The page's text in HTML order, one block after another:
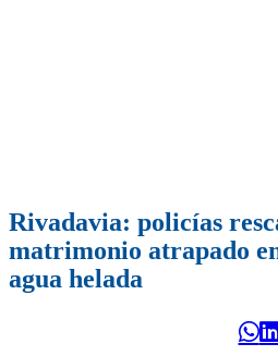
Rivadavia: policías
matrimonio atrapado
agua helada